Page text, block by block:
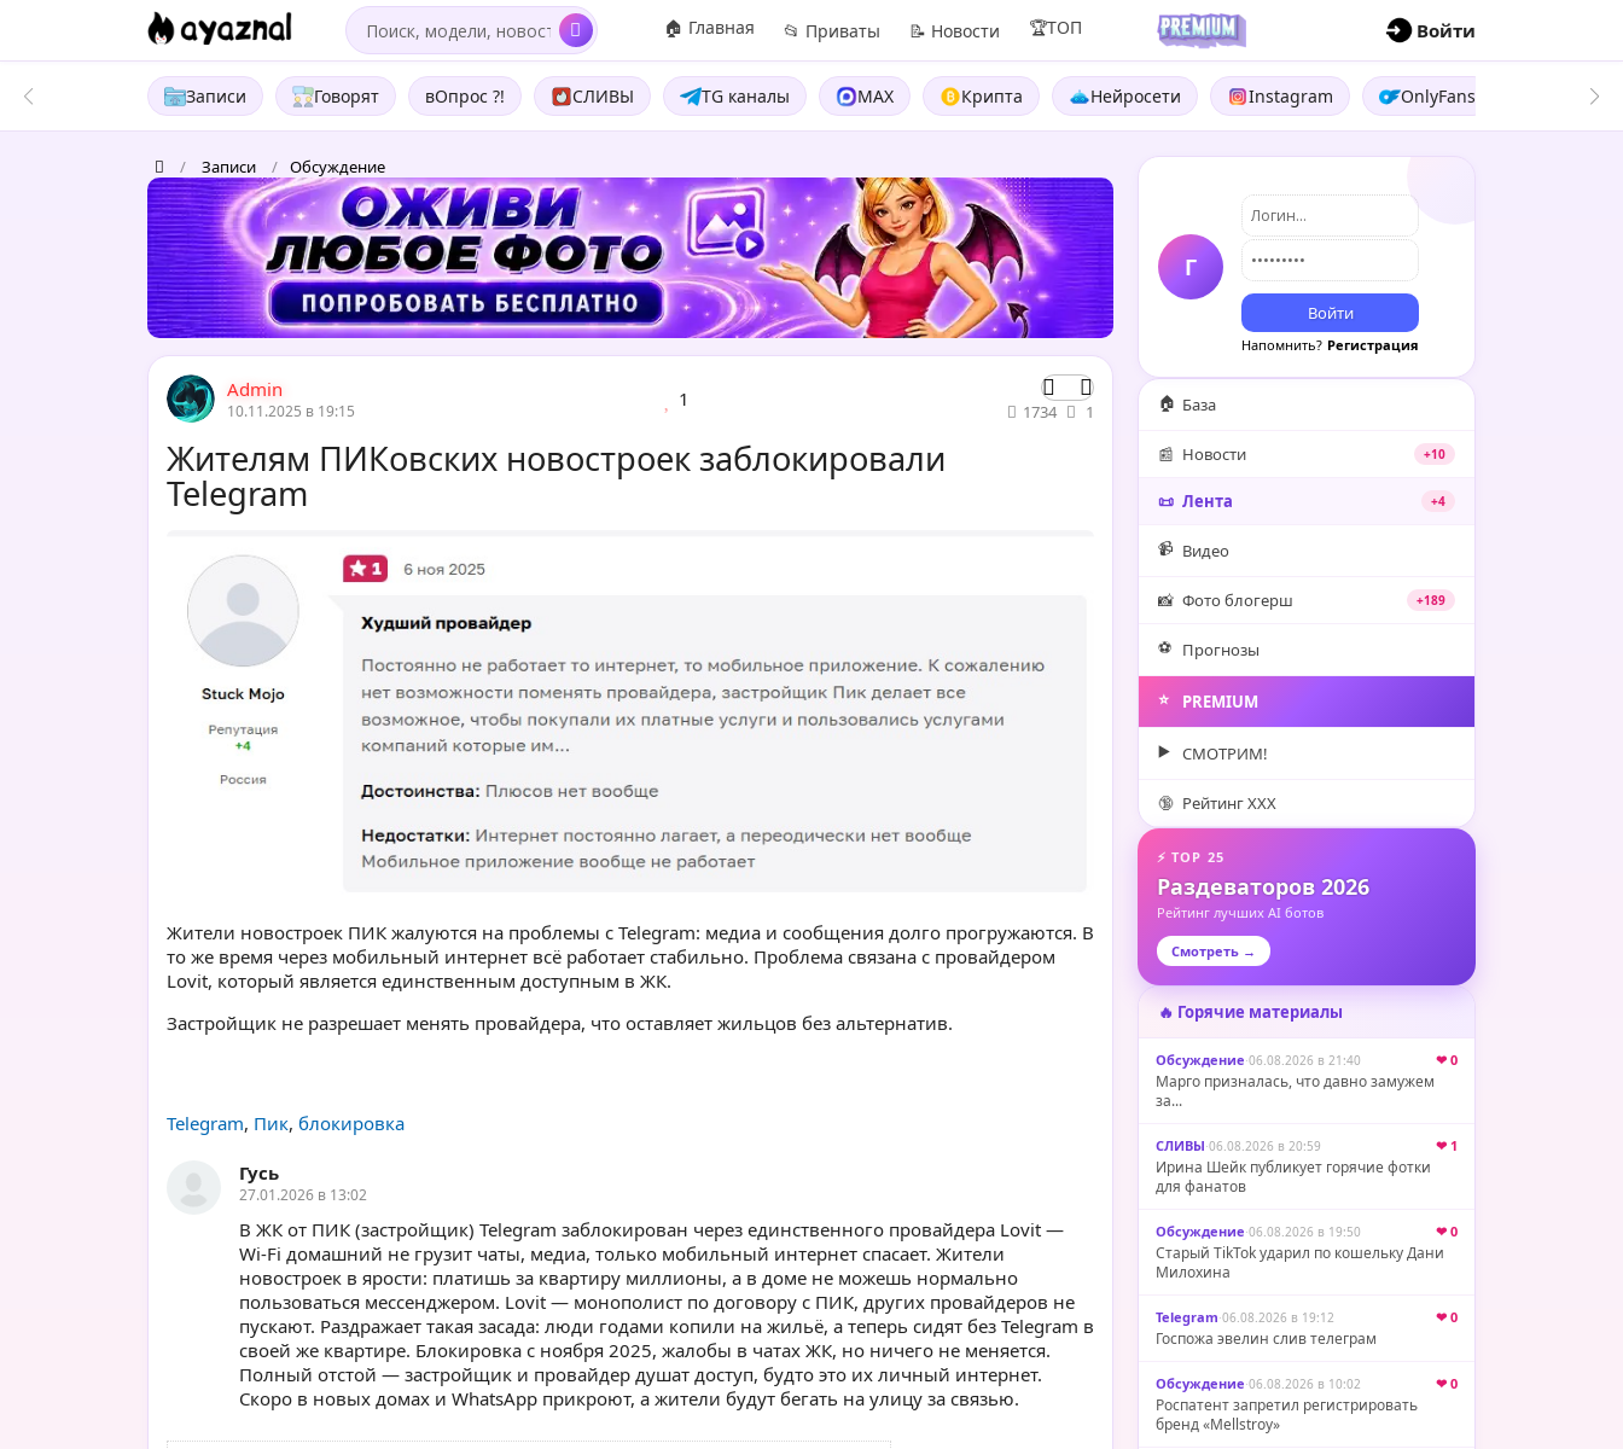
🏠 Главная 📂 Приваты 📝 Новости 🏆ТОП Войти
Записи Говорят вОпрос ?! СЛИВЫ TG каналы MAX Крипта Нейросети Instagram OnlyFans Boosty
/ Записи / Обсуждение
Admin
10.11.2025 в 19:15 1
1734 1
Жителям ПИКовских новостроек заблокировали
Telegram
Жители новостроек ПИК жалуются на проблемы с Telegram: медиа и сообщения долго прогружаются. В
то же время через мобильный интернет всё работает стабильно. Проблема связана с провайдером
Lovit, который является единственным доступным в ЖК.
Застройщик не разрешает менять провайдера, что оставляет жильцов без альтернатив.
Telegram, Пик, блокировка
Гусь
27.01.2026 в 13:02
В ЖК от ПИК (застройщик) Telegram заблокирован через единственного провайдера Lovit —
Wi-Fi домашний не грузит чаты, медиа, только мобильный интернет спасает. Жители
новостроек в ярости: платишь за квартиру миллионы, а в доме не можешь нормально
пользоваться мессенджером. Lovit — монополист по договору с ПИК, других провайдеров не
пускают. Раздражает такая засада: люди годами копили на жильё, а теперь сидят без Telegram в
своей же квартире. Блокировка с ноября 2025, жалобы в чатах ЖК, но ничего не меняется.
Полный отстой — застройщик и провайдер душат доступ, будто это их личный интернет.
Скоро в новых домах и WhatsApp прикроют, а жители будут бегать на улицу за связью.
Г
Войти
Напомнить? Регистрация
🏠 База
📰 Новости +10
📜 Лента +4
📹 Видео
📸 Фото блогерш +189
⚽️ Прогнозы
⭐️ PREMIUM
▶️ СМОТРИМ!
🔞 Рейтинг XXX
⚡ TOP 25
Раздеваторов 2026
Рейтинг лучших AI ботов
Смотреть →
🔥 Горячие материалы
Обсуждение·06.08.2026 в 21:40 ❤ 0
Марго призналась, что давно замужем
за...
СЛИВЫ·06.08.2026 в 20:59 ❤ 1
Ирина Шейк публикует горячие фотки
для фанатов
Обсуждение·06.08.2026 в 19:50 ❤ 0
Старый TikTok ударил по кошельку Дани
Милохина
Telegram·06.08.2026 в 19:12 ❤ 0
Госпожа эвелин слив телеграм
Обсуждение·06.08.2026 в 10:02 ❤ 0
Роспатент запретил регистрировать
бренд «Mellstroy»